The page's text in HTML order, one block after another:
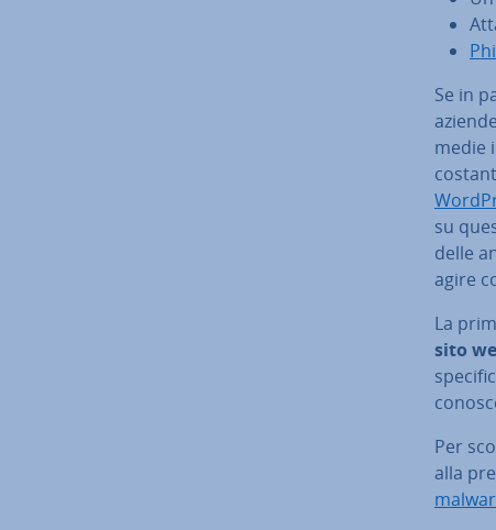
Se in
medie
su
delle
agire
La
sito
Per
alla